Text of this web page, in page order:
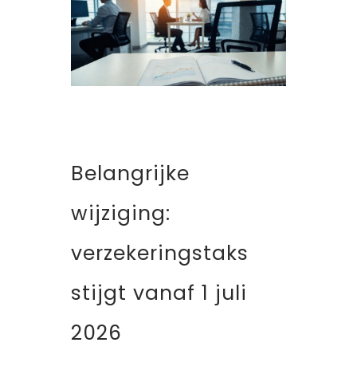
Belangrijke
wijziging:
verzekeringstaks
stijgt vanaf 1 juli
2026